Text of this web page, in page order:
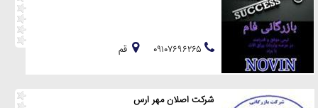
قم
شرکت اصلان مهر ارس